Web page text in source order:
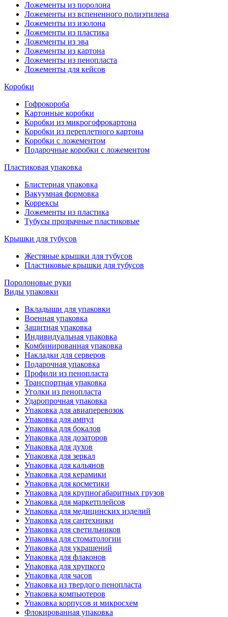
Ложементы из поролона
Ложементы из вспененного полиэтилена
Ложементы из изолона
Ложементы из пластика
Ложементы из эва
Ложементы из картона
Ложементы из пенопласта
Ложементы для кейсов
Коробки
Гофрокороба
Картонные коробки
Коробки из микрогофрокартона
Коробки из переплетного картона
Коробки с ложементом
Подарочные коробки с ложементом
Пластиковая упаковка
Блистерная упаковка
Вакуумная формовка
Коррексы
Ложементы из пластика
Тубусы прозрачные пластиковые
Крышки для тубусов
Жестяные крышки для тубусов
Пластиковые крышки для тубусов
Поролоновые руки
Виды упаковки
Вкладыши для упаковки
Военная упаковка
Защитная упаковка
Индивидуальная упаковка
Комбинированная упаковка
Накладки для серверов
Подарочная упаковка
Профили из пенопласта
Транспортная упаковка
Уголки из пенопласта
Ударопрочная упаковка
Упаковка для авиаперевозок
Упаковка для ампул
Упаковка для бокалов
Упаковка для дозаторов
Упаковка для духов
Упаковка для зеркал
Упаковка для кальянов
Упаковка для керамики
Упаковка для косметики
Упаковка для крупногабаритных грузов
Упаковка для маркетплейсов
Упаковка для медицинских изделий
Упаковка для сантехники
Упаковка для светильников
Упаковка для стоматологии
Упаковка для украшений
Упаковка для флаконов
Упаковка для хрупкого
Упаковка для часов
Упаковка из твердого пенопласта
Упаковка компьютеров
Упаковка корпусов и микросхем
Флокированная упаковка